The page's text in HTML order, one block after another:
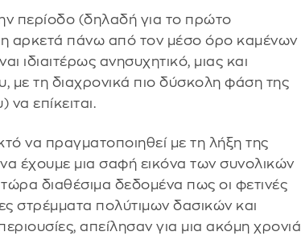
περίοδο (δηλαδή για το πρώτο
αρκετά πάνω από τον μέσο όρο καμένων
ιδιαιτέρως ανησυχητικό, μιας και
με τη διαχρονικά πιο δύσκολη φάση της
επίκειται.
να πραγματοποιηθεί με τη λήξη της
έχουμε μια σαφή εικόνα των συνολικών
διαθέσιμα δεδομένα πως οι φετινές
στρέμματα πολύτιμων δασικών και
απείλησαν για μια ακόμη χρονιά